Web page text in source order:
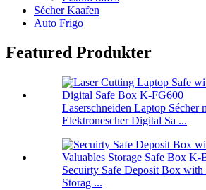
Sécher Kaafen
Auto Frigo
Featured Produkter
Laserschneiden Laptop Sécher
Elektronescher Digital Sa ...
Secuirty Safe Deposit Box with
Storag ...